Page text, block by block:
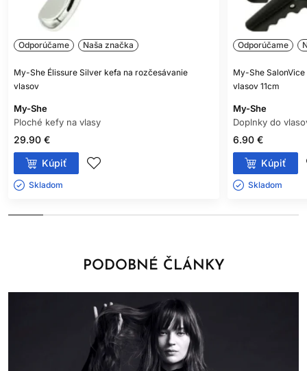
Odporúčame Naša značka
My-She Élissure Silver kefa na rozčesávanie
vlasov
My-She
Ploché kefy na vlasy
29.90 €
Kúpiť
Skladom ㅤ
Odporúčame
My-She
vlasov 11cm
My-She
Doplnky do
6.90 €
Kúpiť
Skladom ㅤ
PODOBNÉ ČLÁNKY